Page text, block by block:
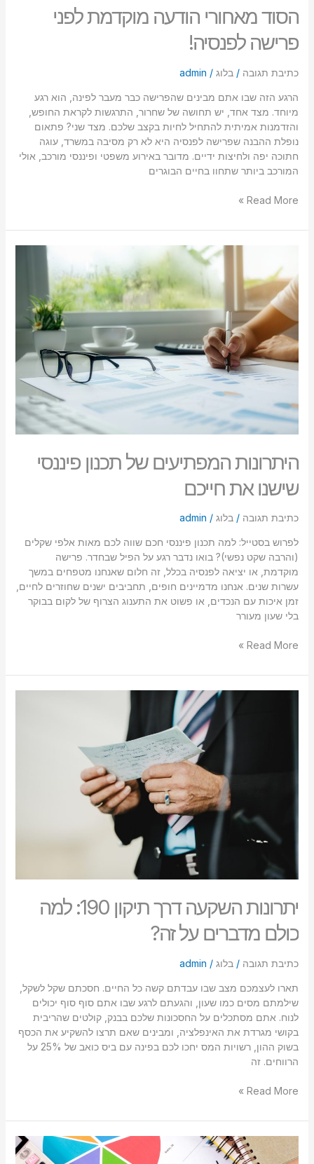
הסוד מאחורי הודעה מוקדמת לפני
פרישה לפנסיה!
כתיבת תגובה / בלוג/
admin
הרגע הזה שבו אתם מבינים שהפרישה כבר מעבר לפינה, הוא רגע
מיוחד. מצד אחד, יש תחושה של שחרור, התרגשות לקראת החופש,
והזדמנות אמיתית להתחיל לחיות בקצב שלכם. מצד שני? פתאום
נופלת ההבנה שפרישה לפנסיה היא לא רק מסיבה במשרד, עוגה
חתוכה יפה ולחיצות ידיים. מדובר באירוע משפטי ופיננסי מורכב, אולי
המורכב ביותר שתחוו בחיים הבוגרים
Read More »
היתרונות המפתיעים של תכנון פיננסי
שישנו את חייכם
כתיבת תגובה / בלוג/
admin
לפרוש בסטייל: למה תכנון פיננסי חכם שווה לכם מאות אלפי שקלים
(והרבה שקט נפשי)? בואו נדבר רגע על הפיל שבחדר. פרישה
מוקדמת, או יציאה לפנסיה בכלל, זה חלום שאנחנו מטפחים במשך
עשרות שנים. אנחנו מדמיינים חופים, תחביבים ישנים שחוזרים לחיים,
זמן איכות עם הנכדים, או פשוט את התענוג הצרוף של לקום בבוקר
בלי שעון מעורר
המפתיעים
של
תכנון
פיננסי
שישנו
את
חייכם
Read More »
יתרונות השקעה דרך תיקון 190: למה
כולם מדברים על זה?
כתיבת תגובה / בלוג/
admin
תארו לעצמכם מצב שבו עבדתם קשה כל החיים. חסכתם שקל לשקל,
שילמתם מסים כמו שעון, והגעתם לרגע שבו אתם סוף סוף יכולים
לנוח. אתם מסתכלים על החסכונות שלכם בבנק, קולטים שהריבית
בקושי מגרדת את האינפלציה, ומבינים שאם תרצו להשקיע את הכסף
בשוק ההון, רשויות המס יחכו לכם בפינה עם ביס כואב של 25% על
הרווחים. זה
Read More »
יתרונות
מדהימים